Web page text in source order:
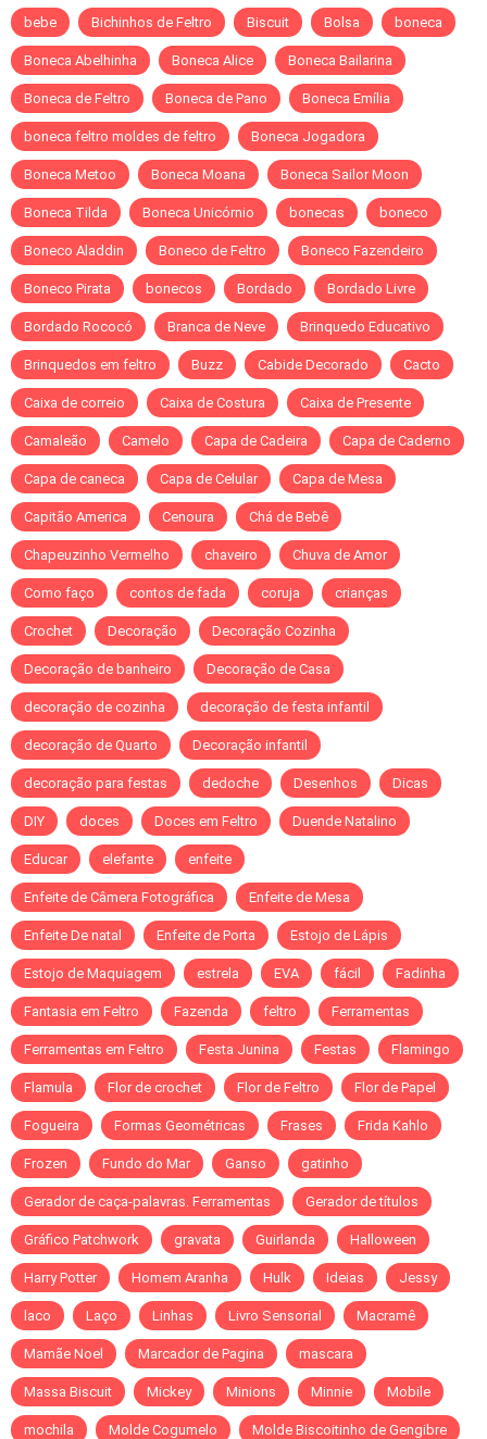
bebe Bichinhos de Feltro Biscuit Bolsa boneca
Boneca Abelhinha Boneca Alice Boneca Bailarina
Boneca de Feltro Boneca de Pano Boneca Emília
boneca feltro moldes de feltro Boneca Jogadora
Boneca Metoo Boneca Moana Boneca Sailor Moon
Boneca Tilda Boneca Unicórnio bonecas boneco
Boneco Aladdin Boneco de Feltro Boneco Fazendeiro
Boneco Pirata bonecos Bordado Bordado Livre
Bordado Rococó Branca de Neve Brinquedo Educativo
Brinquedos em feltro Buzz Cabide Decorado Cacto
Caixa de correio Caixa de Costura Caixa de Presente
Camaleão Camelo Capa de Cadeira Capa de Caderno
Capa de caneca Capa de Celular Capa de Mesa
Capitão America Cenoura Chá de Bebê
Chapeuzinho Vermelho chaveiro Chuva de Amor
Como faço contos de fada coruja crianças
Crochet Decoração Decoração Cozinha
Decoração de banheiro Decoração de Casa
decoração de cozinha decoração de festa infantil
decoração de Quarto Decoração infantil
decoração para festas dedoche Desenhos Dicas
DIY doces Doces em Feltro Duende Natalino
Educar elefante enfeite
Enfeite de Câmera Fotográfica Enfeite de Mesa
Enfeite De natal Enfeite de Porta Estojo de Lápis
Estojo de Maquiagem estrela EVA fácil Fadinha
Fantasia em Feltro Fazenda feltro Ferramentas
Ferramentas em Feltro Festa Junina Festas Flamingo
Flamula Flor de crochet Flor de Feltro Flor de Papel
Fogueira Formas Geométricas Frases Frida Kahlo
Frozen Fundo do Mar Ganso gatinho
Gerador de caça-palavras. Ferramentas Gerador de títulos
Gráfico Patchwork gravata Guirlanda Halloween
Harry Potter Homem Aranha Hulk Ideias Jessy
laco Laço Linhas Livro Sensorial Macramê
Mamãe Noel Marcador de Pagina mascara
Massa Biscuit Mickey Minions Minnie Mobile
mochila Molde Cogumelo Molde Biscoitinho de Gengibre